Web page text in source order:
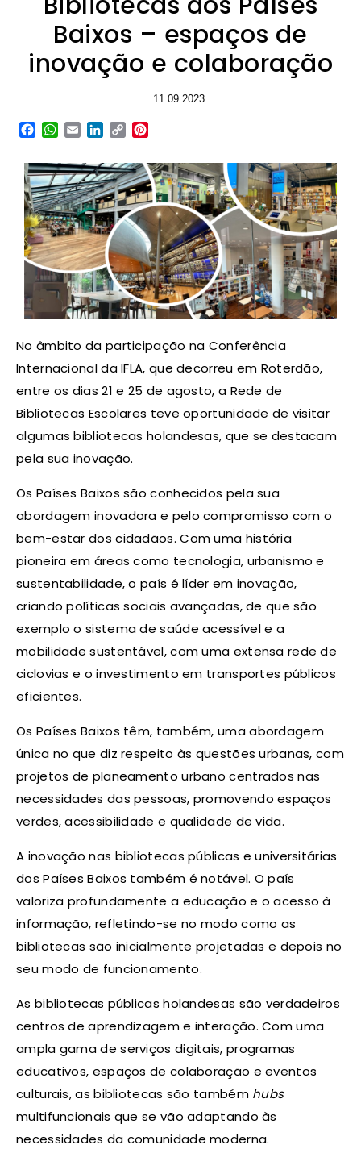
Baixos – espaços de
inovação e colaboração
11.09.2023
Facebook
WhatsApp
EmailLinkedIn
Copy
No âmbito da participação na Conferência
Internacional da IFLA, que decorreu em Roterdão,
entre os dias 21 e 25 de agosto, a Rede de
Bibliotecas Escolares teve oportunidade de visitar
algumas bibliotecas holandesas, que se destacam
pela sua inovação.
Os Países Baixos são conhecidos pela sua
abordagem inovadora e pelo compromisso com o
bem-estar dos cidadãos. Com uma história
pioneira em áreas como tecnologia, urbanismo e
sustentabilidade, o país é líder em inovação,
criando políticas sociais avançadas, de que são
exemplo o sistema de saúde acessível e a
mobilidade sustentável, com uma extensa rede de
ciclovias e o investimento em transportes públicos
eficientes.
Os Países Baixos têm, também, uma abordagem
única no que diz respeito às questões urbanas, com
projetos de planeamento urbano centrados nas
necessidades das pessoas, promovendo espaços
verdes, acessibilidade e qualidade de vida.
A inovação nas bibliotecas públicas e universitárias
dos Países Baixos também é notável. O país
valoriza profundamente a educação e o acesso à
informação, refletindo-se no modo como as
bibliotecas são inicialmente projetadas e depois no
seu modo de funcionamento.
As bibliotecas públicas holandesas são verdadeiros
centros de aprendizagem e interação. Com uma
ampla gama de serviços digitais, programas
educativos, espaços de colaboração e eventos
culturais, as bibliotecas são também hubs
multifuncionais que se vão adaptando às
necessidades da comunidade moderna.